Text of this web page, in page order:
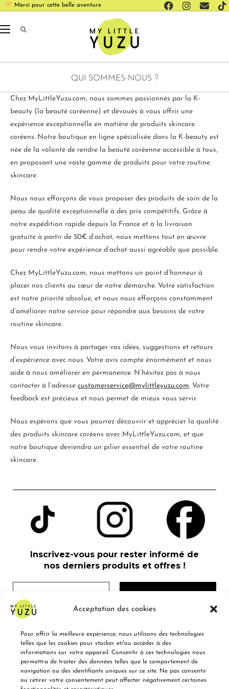
Acceptation des cookies
Pour offrir la meilleure expérience, nous utilisons des technologies
telles que les cookies pour stocker et/ou accéder à des
informations sur votre appareil. Consentir à ces technologies nous
permettra de traiter des données telles que le comportement de
navigation ou des identifiants uniques sur ce site. Ne pas consentir
ou retirer votre consentement peut affecter négativement certaines
Merci pour cette belle aventure
QUI SOMMES-NOUS ?
Chez MyLittleYuzu.com, nous sommes passionnés par la K-
beauty (la beauté coréenne) et dévoués à vous offrir une
expérience exceptionnelle en matière de produits skincare
coréens. Notre boutique en ligne spécialisée dans la K-beauty est
née de la volonté de rendre la beauté coréenne accessible à tous,
en proposant une vaste gamme de produits pour votre routine
skincare.
Nous nous efforçons de vous proposer des produits de soin de la
peau de qualité exceptionnelle à des prix compétitifs. Grâce à
notre expédition rapide depuis la France et à la livraison
gratuite à partir de 50€ d’achat, nous mettons tout en œuvre
pour rendre votre expérience d’achat aussi agréable que possible.
Chez MyLittleYuzu.com, nous mettons un point d’honneur à
placer nos clients au cœur de notre démarche. Votre satisfaction
est notre priorité absolue, et nous nous efforçons constamment
d’améliorer notre service pour répondre aux besoins de votre
routine skincare.
Nous vous invitons à partager vos idées, suggestions et retours
d’expérience avec nous. Votre avis compte énormément et nous
aide à nous améliorer en permanence. N’hésitez pas à nous
contacter à l’adresse customerservice@mylittleyuzu.com. Votre
feedback est précieux et nous permet de mieux vous servir.
Nous espérons que vous pourrez découvrir et apprécier la qualité
des produits skincare coréens avec MyLittleYuzu.com, et que
notre boutique deviendra un pilier essentiel de votre routine
skincare.
Inscrivez-vous pour rester informé de
nos derniers produits et offres !
Nous ne spammons pas ! Consultez notre
politique de confidentialitépour plus
d’informations.